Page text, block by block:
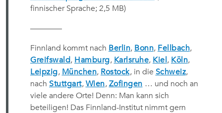
finnischer Sprache; 2,5 MB)
————
Finnland kommt nach Berlin, Bonn, Fellbach,
Greifswald, Hamburg, Karlsruhe, Kiel, Köln,
Leipzig, München, Rostock, in die Schweiz,
nach Stuttgart, Wien, Zofingen … und noch an
viele andere Orte! Denn: Man kann sich
beteiligen! Das Finnland-Institut nimmt gern